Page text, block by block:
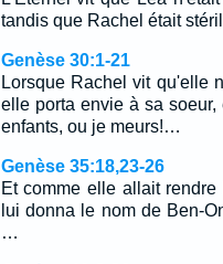
tandis que Rachel était
Genèse 30:1-21
Lorsque Rachel vit qu'elle
elle porta envie à sa
enfants, ou je meurs!…
Genèse 35:18,23-26
Et comme elle allait
lui donna le nom de Ben-
…